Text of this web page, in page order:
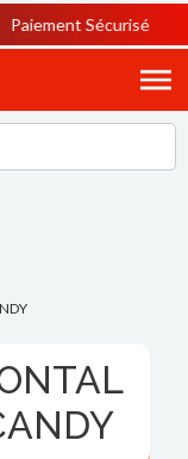
Sécurisé